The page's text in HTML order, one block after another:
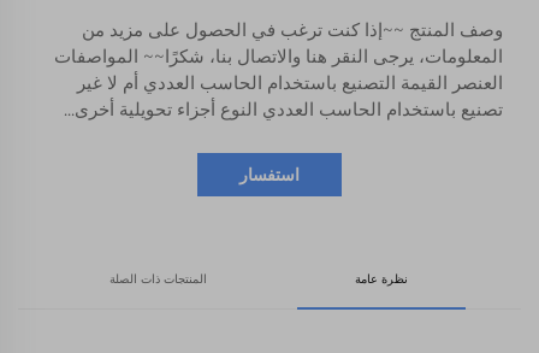
وصف المنتج ~~إذا كنت ترغب في الحصول على مزيد من
المعلومات، يرجى النقر هنا والاتصال بنا، شكرًا~~ المواصفات
العنصر القيمة التصنيع باستخدام الحاسب العددي أم لا غير
تصنيع باستخدام الحاسب العددي النوع أجزاء تحويلية أخرى...
استفسار
نظرة عامة المنتجات ذات الصلة